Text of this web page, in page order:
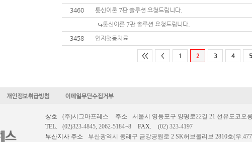
3460
통신이론 7판 솔루션 요청드립니다.
통신이론 7판 솔루션 요청드립니다.
3458
인지행동치료
<< < 1 2 3 4 5
상호 (주)시그마프레스 주소
서울시 영등포구 양평로22길 21 선유도코오
TEL.
(02)323-4845, 2062-5184~8 FAX.
(02) 323-4197
부산지사 주소
부산광역시 동래구 금강공원로 2 SK허브올리브 2810호(우